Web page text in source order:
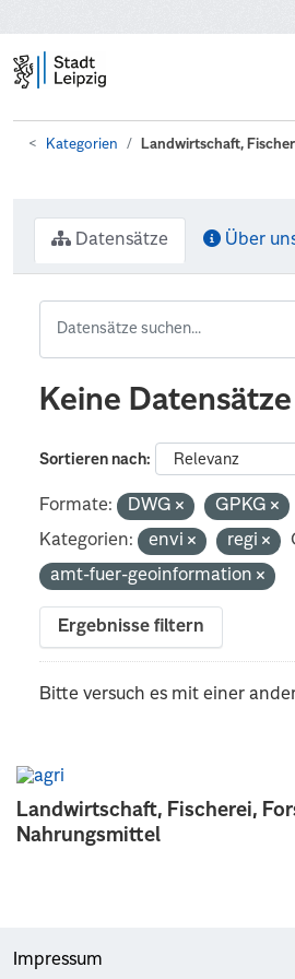
Kategorien Landwirtschaft,
Landwirtschaft, Fischerei,
Nahrungsmittel
Datensätze Über
Keine
Sortieren nach
Formate: DWG GPKG
Kategorien:
envi regi
amt-fuer-geoinformation
Ergebnisse filtern
Bitte versuch es mit einer
Impressum